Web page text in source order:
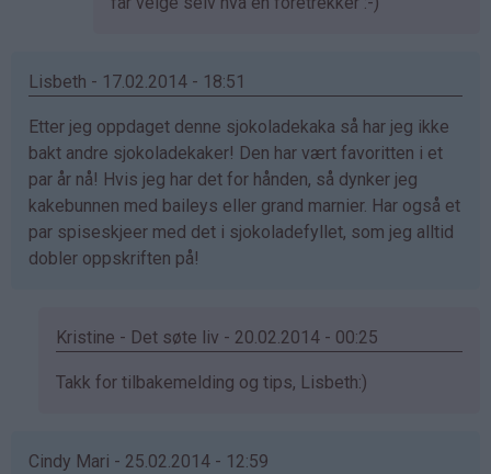
Lisbeth - 17.02.2014 - 18:51
Etter jeg oppdaget denne sjokoladekaka så har jeg ikke
bakt andre sjokoladekaker! Den har vært favoritten i et
par år nå! Hvis jeg har det for hånden, så dynker jeg
kakebunnen med baileys eller grand marnier. Har også et
par spiseskjeer med det i sjokoladefyllet, som jeg alltid
dobler oppskriften på!
Kristine - Det søte liv - 20.02.2014 - 00:25
Som
av
Takk for tilbakemelding og tips, Lisbeth:)
Cindy Mari - 25.02.2014 - 12:59